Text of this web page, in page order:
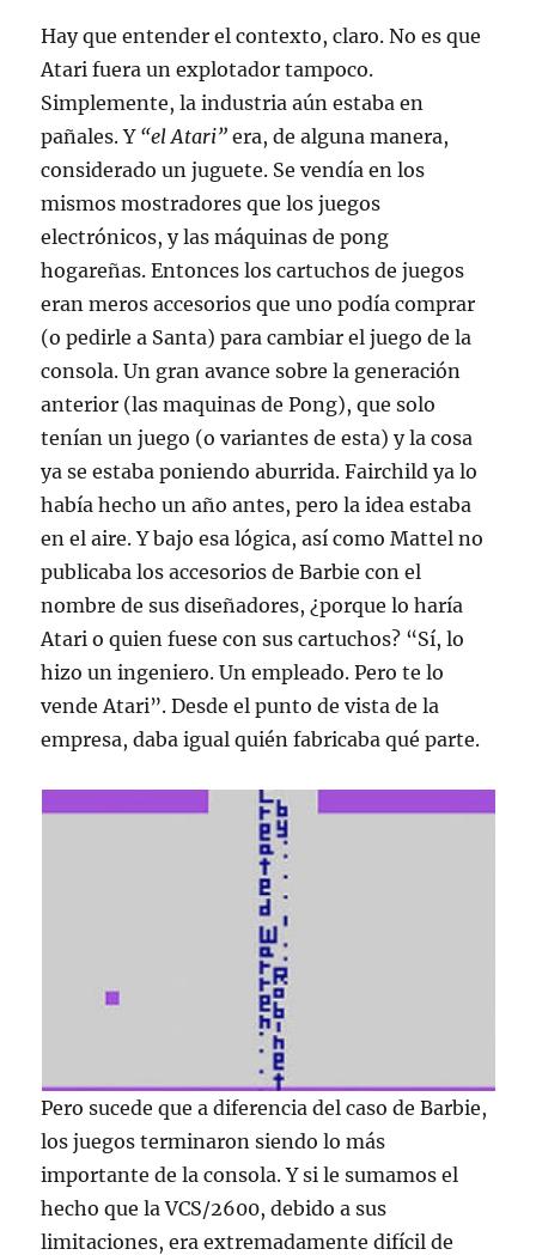
Hay que entender el contexto, claro. No es que
Atari fuera un explotador tampoco.
Simplemente, la industria aún estaba en
pañales. Y “el Atari” era, de alguna manera,
considerado un juguete. Se vendía en los
mismos mostradores que los juegos
electrónicos, y las máquinas de pong
hogareñas. Entonces los cartuchos de juegos
eran meros accesorios que uno podía comprar
(o pedirle a Santa) para cambiar el juego de la
consola. Un gran avance sobre la generación
anterior (las maquinas de Pong), que solo
tenían un juego (o variantes de esta) y la cosa
ya se estaba poniendo aburrida. Fairchild ya lo
había hecho un año antes, pero la idea estaba
en el aire. Y bajo esa lógica, así como Mattel no
publicaba los accesorios de Barbie con el
nombre de sus diseñadores, ¿porque lo haría
Atari o quien fuese con sus cartuchos? “Sí, lo
hizo un ingeniero. Un empleado. Pero te lo
vende Atari”. Desde el punto de vista de la
empresa, daba igual quién fabricaba qué parte.
Pero sucede que a diferencia del caso de Barbie,
los juegos terminaron siendo lo más
importante de la consola. Y si le sumamos el
hecho que la VCS/2600, debido a sus
limitaciones, era extremadamente difícil de